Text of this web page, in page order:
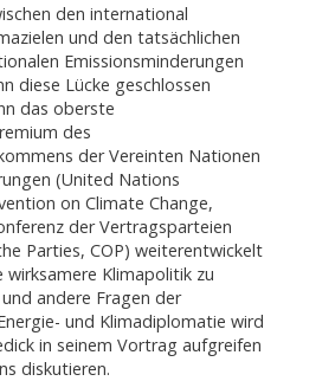
den international
und den tatsächlichen
Emissionsminderungen
diese Lücke geschlossen
das oberste
des
der Vereinten Nationen
(United Nations
on Climate Change,
der Vertragsparteien
Parties, COP) weiterentwickelt
wirksamere Klimapolitik zu
andere Fragen der
und Klimadiplomatie wird
in seinem Vortrag aufgreifen
diskutieren.